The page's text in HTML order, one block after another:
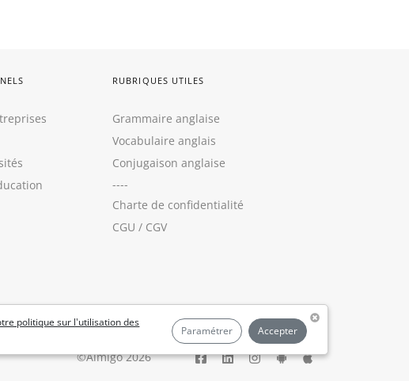
politique sur l'utilisation des
Paramétrer Accepter
RUBRIQUES UTILES
Grammaire anglaise
Vocabulaire anglais
Conjugaison anglaise
----
Charte de confidentialité
CGU / CGV
©Aimigo 2026